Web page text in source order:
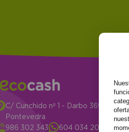
C/ Cunchido nº 1 - Darbo 36940
Pontevedra
986 302 343
604 034 204